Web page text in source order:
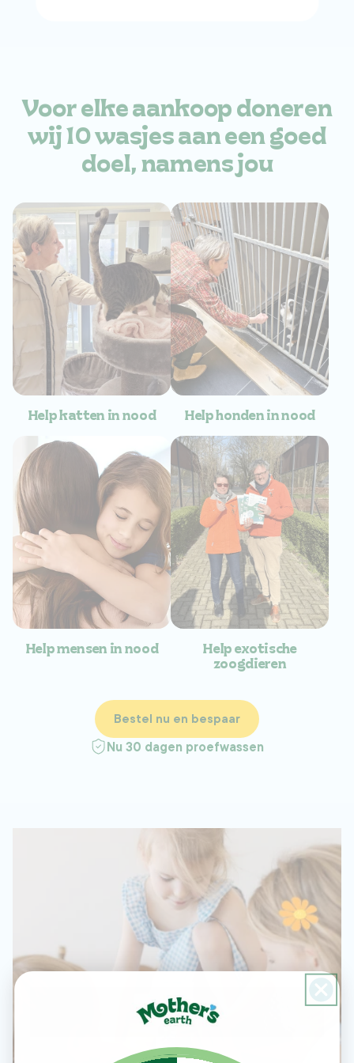
Voor elke aankoopdoneren
wij 10 wasjes aaneen goed
doel, namens jou
Help katten in nood Help honden in nood
Help mensen in nood Help exotische
zoogdieren
Bestel nu en bespaar
Nu 30 dagen proefwassen